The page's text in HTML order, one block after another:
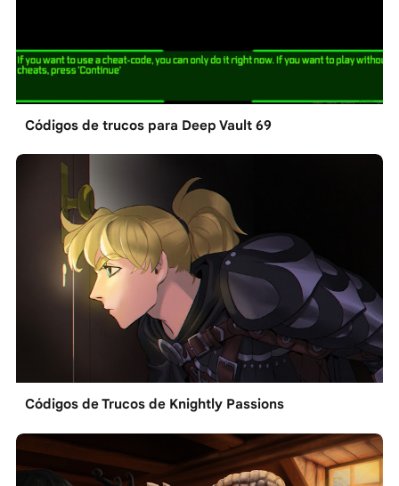
Códigos de trucos para Deep Vault 69
Códigos de Trucos de Knightly Passions